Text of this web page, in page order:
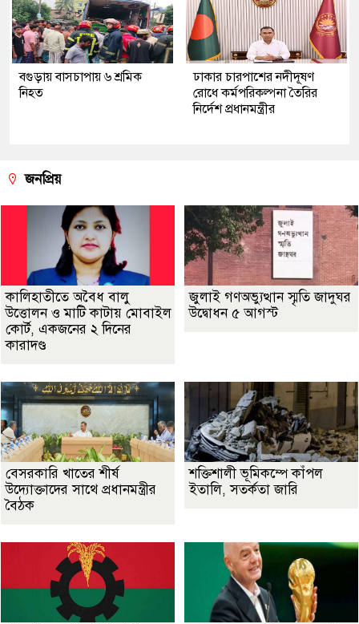
বগুড়ায় বাসচাপায় ৬ শ্রমিক
নিহত
ঢাকার চারপাশের নদীদূষণ
রোধে কর্মপরিকল্পনা তৈরির
নির্দেশ প্রধানমন্ত্রীর
জনপ্রিয়
কালিহাতীতে অবৈধ বালু
উত্তোলন ও মাটি কাটায় মোবাইল
কোর্ট, একজনের ২ দিনের
কারাদণ্ড
জুলাই গণঅভ্যুত্থান স্মৃতি জাদুঘর
উদ্বোধন ৫ আগস্ট
বেসরকারি খাতের শীর্ষ
উদ্যোক্তাদের সাথে প্রধানমন্ত্রীর
বৈঠক
শক্তিশালী ভূমিকম্পে কাঁপল
ইতালি, সতর্কতা জারি